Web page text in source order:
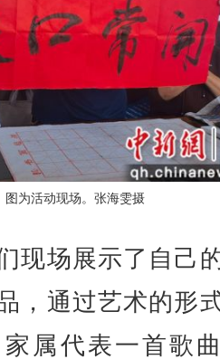
图为活动现场。张海雯摄
场展示了自己
，通过艺术的形
属代表一首歌